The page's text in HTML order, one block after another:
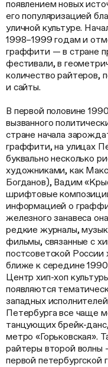
появлением новых
его популяризацией
уличной культуре.
1998–1999 годам и
граффити — в стране
фестивали, в
количество райтеров,
и сайты.
В первой половине
вызванного
стране начала
граффити, на улицах
буквально несколько
художниками, как
Богданов), Вадим
шрифтовые
информацией о
железного занавеса
редкие журналы,
фильмы, связанные с
постсоветской России
ближе к середине
Центр хип-хоп
появляются
западных
Петербурга все чаще
танцующих брейк-
метро «Горьковская».
райтеры второй волны
первой